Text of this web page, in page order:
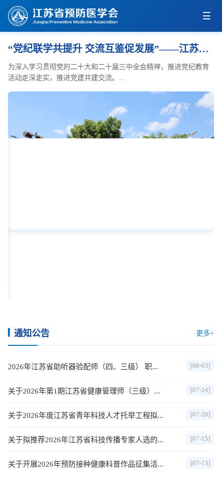
“党纪联学共提升 交流互鉴促发展”——江苏省预防医...
为深入学习贯彻党的二十大和二十届三中全会精神，推进党纪教育
活动走深走实，推进党建共建交流。...
通知公告 更多+
2026年江苏省助听器验配师（四、三级） 职... [08-03]
关于2026年第1期江苏省健康管理师（三级）... [07-24]
关于2026年度江苏省青年科技人才托举工程拟... [07-20]
关于拟推荐2026年江苏省科技传播专家人选的... [07-15]
关于开展2026年预防接种健康科普作品征集活... [07-13]